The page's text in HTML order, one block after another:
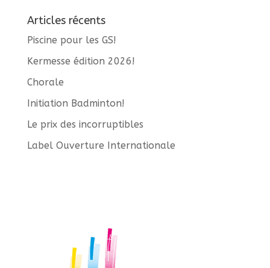
Articles récents
Piscine pour les GS!
Kermesse édition 2026!
Chorale
Initiation Badminton!
Le prix des incorruptibles
Label Ouverture Internationale